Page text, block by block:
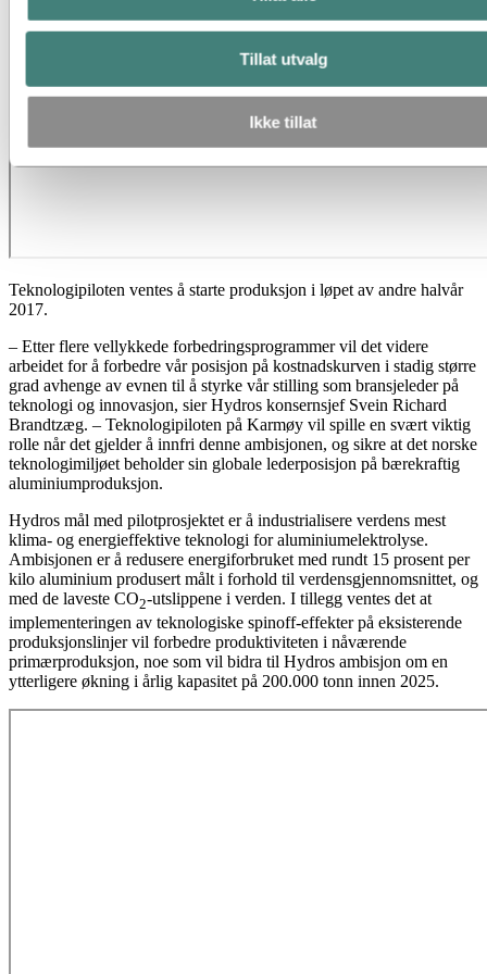
Tillat utvalg
Ikke tillat
Teknologipiloten ventes å starte produksjon i løpet av andre halvår
2017.
– Etter flere vellykkede forbedringsprogrammer vil det videre
arbeidet for å forbedre vår posisjon på kostnadskurven i stadig større
grad avhenge av evnen til å styrke vår stilling som bransjeleder på
teknologi og innovasjon, sier Hydros konsernsjef Svein Richard
Brandtzæg. – Teknologipiloten på Karmøy vil spille en svært viktig
rolle når det gjelder å innfri denne ambisjonen, og sikre at det norske
teknologimiljøet beholder sin globale lederposisjon på bærekraftig
aluminiumproduksjon.
Hydros mål med pilotprosjektet er å industrialisere verdens mest
klima- og energieffektive teknologi for aluminiumelektrolyse.
Ambisjonen er å redusere energiforbruket med rundt 15 prosent per
kilo aluminium produsert målt i forhold til verdensgjennomsnittet, og
med de laveste CO2-utslippene i verden. I tillegg ventes det at
implementeringen av teknologiske spinoff-effekter på eksisterende
produksjonslinjer vil forbedre produktiviteten i nåværende
primærproduksjon, noe som vil bidra til Hydros ambisjon om en
ytterligere økning i årlig kapasitet på 200.000 tonn innen 2025.